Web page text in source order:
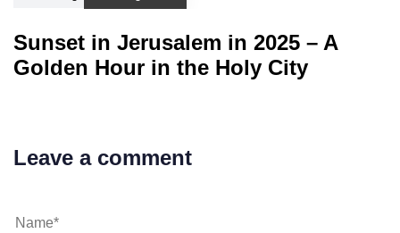
Sunset in Jerusalem in 2025 – A
Golden Hour in the Holy City
Leave a comment